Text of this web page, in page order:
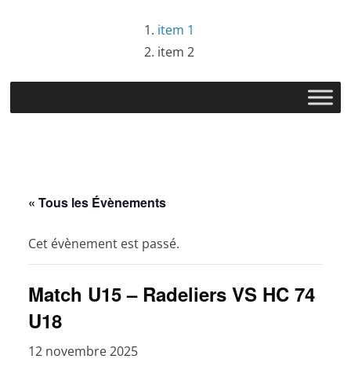
item 1
item 2
« Tous les Évènements
Cet évènement est passé.
Match U15 – Radeliers VS HC 74
U18
12 novembre 2025